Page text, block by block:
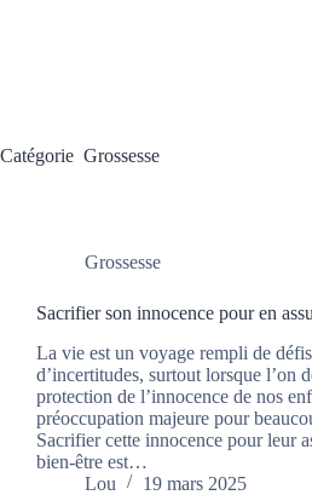
Catégorie Grossesse
Grossesse
Sacrifier son innocence pour en
La vie est un voyage rempli de
d’incertitudes, surtout lorsque l’on
protection de l’innocence de nos
préoccupation majeure pour
Sacrifier cette innocence pour leur
bien-être est…
Lou
19 mars 2025